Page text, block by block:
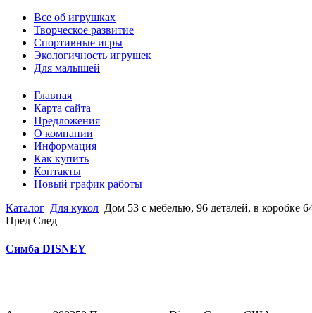
Все об игрушках
Творческое развитие
Спортивные игры
Экологичность игрушек
Для малышей
Главная
Карта сайта
Предложения
О компании
Информация
Как купить
Контакты
Новый график работы
Каталог Для кукол Дом 53 с мебелью, 96 деталей, в коробке
Пред След
Симба DISNEY